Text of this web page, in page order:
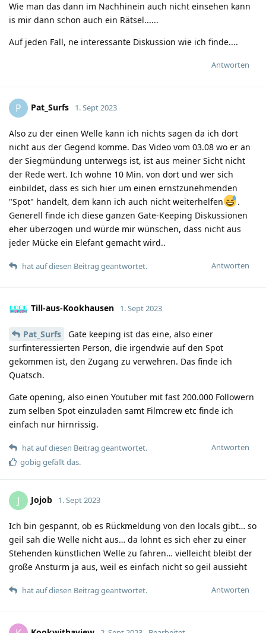
Wie man das dann im Nachhinein auch nicht einsehen kann
is mir dann schon auch ein Rätsel......
Auf jeden Fall, ne interessante Diskussion wie ich finde....
Antworten
P Pat_Surfs 1. Sept 2023
Also zu der einen Welle kann ich nichts sagen da ich dort
nicht aus der Gegend komme. Das Video vom 03.08 wo er an
der Siegmündung unterwegs ist, ist aus meiner Sicht nicht
der Rede wert. Ich wohne 10 Min. von dort und wer sich
einbildet, dass es sich hier um einen ernstzunehmenden
"Spot" handelt, dem kann ich auch nicht weiterhelfen
.
Generell finde ich diese ganzen Gate-Keeping Diskussionen
eher überzogen und würde mir wünschen, dass nicht aus
jeder Mücke ein Elefant gemacht wird..
Antworten
hat auf diesen Beitrag geantwortet.
Till-aus-Kookhausen 1. Sept 2023
Pat_Surfs
Gate keeping ist das eine, also einer
surfinteressierten Person, die irgendwie auf den Spot
gekommen ist, den Zugang zu verwehren. Das finde ich
Quatsch.
Gate opening, also einen Youtuber mit fast 200.000 Followern
zum selben Spot einzuladen samt Filmcrew etc finde ich
einfach nur hirnrissig.
Antworten
hat auf diesen Beitrag geantwortet.
gobig gefällt das.
J Jojob 1. Sept 2023
Ich bin gespannt, ob es Rückmeldung von den locals gibt… so
geil sah die Welle nicht aus… da lohnt es sich eher zu einer
Stehenden künstlichen Welle zu fahren… vielleicht bleibt der
große Ansturm ja aus, weil es einfach nicht so geil aussieht
Antworten
hat auf diesen Beitrag geantwortet.